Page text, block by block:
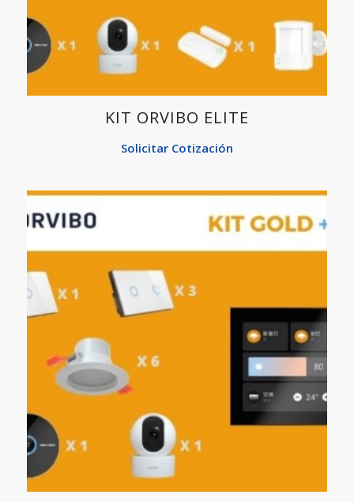
KIT ORVIBO ELITE
Solicitar Cotización